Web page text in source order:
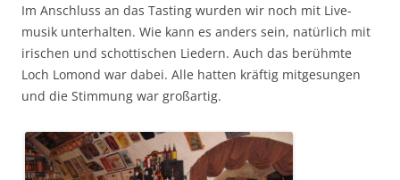
Im Anschluss an das Tast­ing wur­den wir noch mit Live­
musik unter­hal­ten. Wie kann es anders sein, natür­lich mit
irischen und schot­tis­chen Liedern. Auch das berühmte
Loch Lomond war dabei. Alle hat­ten kräftig mit­ge­sun­gen
und die Stim­mung war großartig.